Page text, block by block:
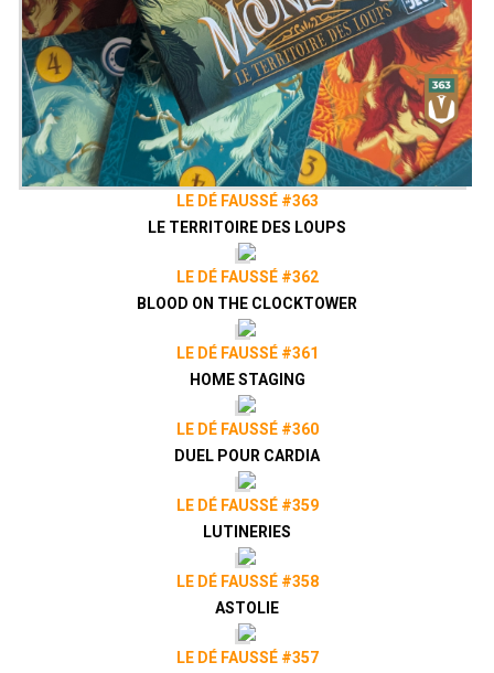
LE DÉ FAUSSÉ #363
LE TERRITOIRE DES LOUPS
LE DÉ FAUSSÉ #362
BLOOD ON THE CLOCKTOWER
LE DÉ FAUSSÉ #361
HOME STAGING
LE DÉ FAUSSÉ #360
DUEL POUR CARDIA
LE DÉ FAUSSÉ #359
LUTINERIES
LE DÉ FAUSSÉ #358
ASTOLIE
LE DÉ FAUSSÉ #357